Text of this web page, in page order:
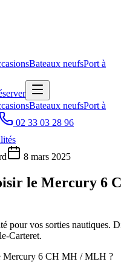
Bateaux neufsPort à
Bateaux neufsPort à
02 33 03 28 96
8 mars 2025
le Mercury 6
pour vos sorties nautiques.
Carteret.